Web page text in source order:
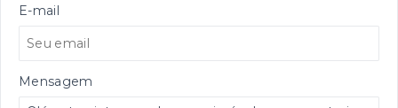
E-mail
Mensagem